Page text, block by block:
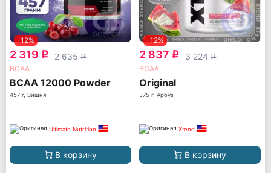
-12%
2 319 q 2 635q
ВСАА
BCAA 12000 Powder
457 г, Вишня
Ultimate Nutrition
В корзину
-12%
2 837 q 3 224q
ВСАА
Original
375 г, Арбуз
Xtend
В корзину